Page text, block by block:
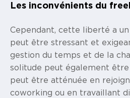
Les inconvénients du
Cependant, cette liberté a
peut être stressant et
gestion du temps et de la
solitude peut également
peut être atténuée en
coworking ou en travaillant